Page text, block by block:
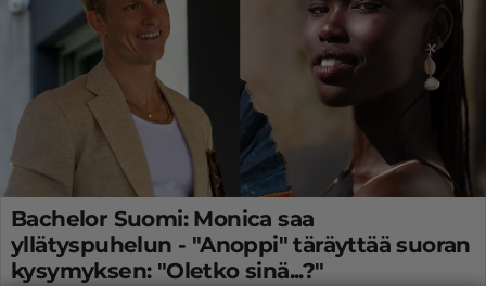
Bachelor Suomi: Monica saa
yllätyspuhelun - "Anoppi" täräyttää suoran
kysymyksen: "Oletko sinä...?"